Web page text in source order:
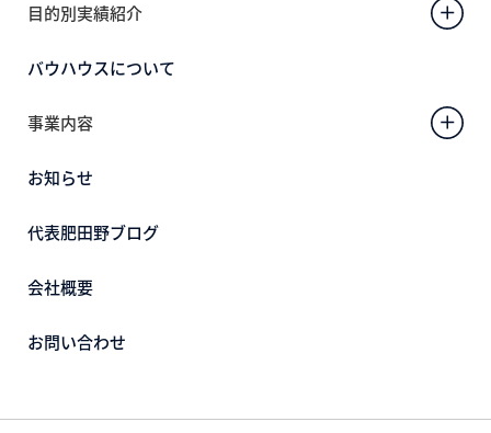
目的別実績紹介
バウハウスについて
事業内容
お知らせ
代表肥田野ブログ
会社概要
お問い合わせ